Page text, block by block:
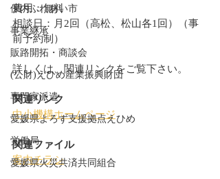
保内ふれあい市
事業継承
販路開拓・商談会
(公財)えひめ産業振興財団
専門家派遣
愛媛県よろず支援拠点えひめ
労働局
愛媛県火災共済共同組合
費用：無料
相談日：月2回（高松、松山各1回）（事
前予約制）
詳しくは、関連リンクをご覧下さい。
関連リンク
中小機構ホームページ
関連ファイル
案内チラシ